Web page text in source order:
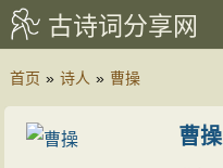
古诗词分享网
首页 » 诗人 » 曹操
曹操